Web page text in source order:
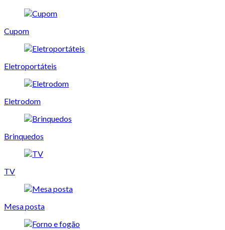
Cupom
Eletroportáteis
Eletrodom
Brinquedos
TV
Mesa posta